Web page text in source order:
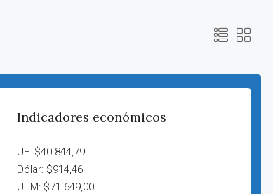
Indicadores económicos
UF: $40.844,79
Dólar: $914,46
UTM: $71.649,00